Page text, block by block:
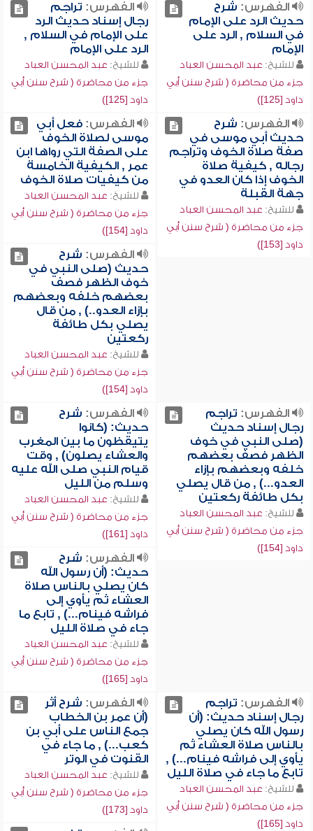
الفهرس: شرح
حديث الرد على الإمام
في السلام , الرد على
الإمام
للشيخ: عبد المحسن العباد
جزء من محاضرة ( شرح سنن أبي
داود [125])
الفهرس: تراجم
رجال إسناد حديث الرد
على الإمام في السلام ,
الرد على الإمام
للشيخ: عبد المحسن العباد
جزء من محاضرة ( شرح سنن أبي
داود [125])
الفهرس: شرح
حديث أبي موسى في
صفة صلاة الخوف وتراجم
رجاله , كيفية صلاة
الخوف إذا كان العدو في
جهة القبلة
للشيخ: عبد المحسن العباد
جزء من محاضرة ( شرح سنن أبي
داود [153])
الفهرس:فعل أبي
موسى لصلاة الخوف
على الصفة التي رواها ابن
عمر , الكيفية الخامسة
من كيفيات صلاة الخوف
للشيخ: عبد المحسن العباد
جزء من محاضرة ( شرح سنن أبي
داود [154])
الفهرس: شرح
حديث (صلى النبي في
خوف الظهر فصف
بعضهم خلفه وبعضهم
بإزاء العدو..) , من قال
يصلي بكل طائفة
ركعتين
للشيخ: عبد المحسن العباد
جزء من محاضرة ( شرح سنن أبي
داود [154])
الفهرس: تراجم
رجال إسناد حديث
(صلى النبي في خوف
الظهر فصف بعضهم
خلفه وبعضهم بإزاء
العدو...) , من قال يصلي
بكل طائفة ركعتين
للشيخ: عبد المحسن العباد
جزء من محاضرة ( شرح سنن أبي
داود [154])
الفهرس: شرح
حديث: (كانوا
يتيقظون ما بين المغرب
والعشاء يصلون) , وقت
قيام النبي صلى الله عليه
وسلم من الليل
للشيخ: عبد المحسن العباد
جزء من محاضرة ( شرح سنن أبي
داود [161])
الفهرس: شرح
حديث: (أن رسول الله
كان يصلي بالناس صلاة
العشاء ثم يأوي إلى
فراشه فينام...) , تابع ما
جاء في صلاة الليل
للشيخ: عبد المحسن العباد
جزء من محاضرة ( شرح سنن أبي
داود [165])
الفهرس: تراجم
رجال إسناد حديث: (أن
رسول الله كان يصلي
بالناس صلاة العشاء ثم
يأوي إلى فراشه فينام...) ,
تابع ما جاء في صلاة الليل
للشيخ: عبد المحسن العباد
جزء من محاضرة ( شرح سنن أبي
داود [165])
الفهرس: شرح أثر
(أن عمر بن الخطاب
جمع الناس على أبي بن
كعب...) , ما جاء في
القنوت في الوتر
للشيخ: عبد المحسن العباد
جزء من محاضرة ( شرح سنن أبي
داود [173])